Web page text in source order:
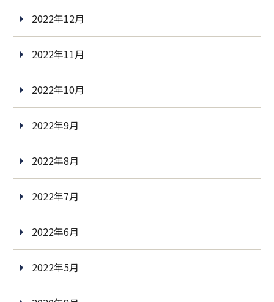
2022年12月
2022年11月
2022年10月
2022年9月
2022年8月
2022年7月
2022年6月
2022年5月